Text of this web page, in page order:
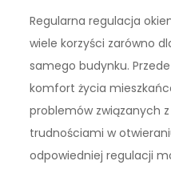
Regularna regulacja
wiele korzyści zarówno
samego budynku.
komfort życia
problemów związanych
trudnościami w
odpowiedniej regulacji